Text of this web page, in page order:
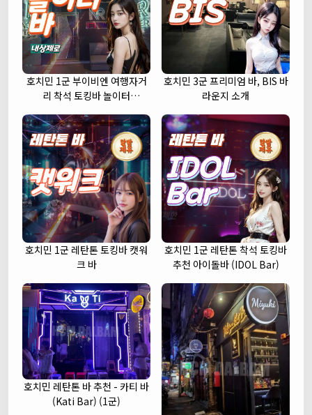
호치민 1군 부이비엔 여행자거
리 착석 토킹바 놀이터
호치민 3군 프리미엄 바, BIS 바
라운지 소개
호치민 1군 레탄톤 토킹바 캣워
크 바
호치민 1군 레탄톤 착석 토킹바
추천 아이돌바 (IDOL Bar)
호치민 레탄톤 바 추천 - 카티 바
(Kati Bar) (1군)